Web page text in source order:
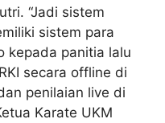
“Jadi sistem
sistem para
kepada panitia lalu
secara offline di
penilaian live di
Karate UKM